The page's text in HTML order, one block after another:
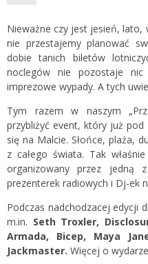
Nieważne czy jest jesień, lato,
nie przestajemy planować
dobie tanich biletów
noclegów nie pozostaje
imprezowe wypady. A tych
Tym razem w naszym
przybliżyć event, który już
się na Malcie. Słońce, plaża,
z całego świata. Tak
organizowany przez jedną z
prezenterek radiowych i Dj-ek
Podczas nadchodzacej edycji
m.in. Seth Troxler,
Armada, Bicep, Maya
Jackmaster. Więcej o